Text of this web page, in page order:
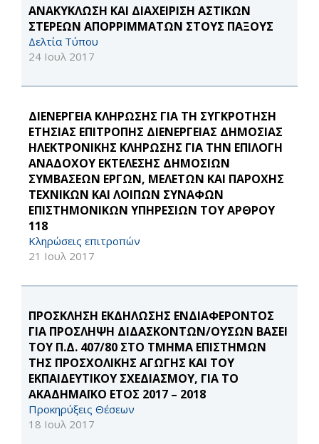
ΑΝΑΚΥΚΛΩΣΗ ΚΑΙ ΔΙΑΧΕΙΡΙΣΗ ΑΣΤΙΚΩΝ
ΣΤΕΡΕΩΝ ΑΠΟΡΡΙΜΜΑΤΩΝ ΣΤΟΥΣ ΠΑΞΟΥΣ
Δελτία Τύπου
24 Ιουλ 2017
ΔΙΕΝΕΡΓΕΙΑ ΚΛΗΡΩΣΗΣ ΓΙΑ ΤΗ ΣΥΓΚΡΟΤΗΣΗ
ΕΤΗΣΙΑΣ ΕΠΙΤΡΟΠΗΣ ΔΙΕΝΕΡΓΕΙΑΣ ΔΗΜΟΣΙΑΣ
ΗΛΕΚΤΡΟΝΙΚΗΣ ΚΛΗΡΩΣΗΣ ΓΙΑ ΤΗΝ ΕΠΙΛΟΓΗ
ΑΝΑΔΟΧΟΥ ΕΚΤΕΛΕΣΗΣ ΔΗΜΟΣΙΩΝ
ΣΥΜΒΑΣΕΩΝ ΕΡΓΩΝ, ΜΕΛΕΤΩΝ ΚΑΙ ΠΑΡΟΧΗΣ
ΤΕΧΝΙΚΩΝ ΚΑΙ ΛΟΙΠΩΝ ΣΥΝΑΦΩΝ
ΕΠΙΣΤΗΜΟΝΙΚΩΝ ΥΠΗΡΕΣΙΩΝ ΤΟΥ ΑΡΘΡΟΥ
118
Κληρώσεις επιτροπών
21 Ιουλ 2017
ΠΡΟΣΚΛΗΣΗ ΕΚΔΗΛΩΣΗΣ ΕΝΔΙΑΦΕΡΟΝΤΟΣ
ΓΙΑ ΠΡΟΣΛΗΨΗ ΔΙΔΑΣΚΟΝΤΩΝ/ΟΥΣΩΝ ΒΑΣΕΙ
ΤΟΥ Π.Δ. 407/80 ΣΤΟ ΤΜΗΜΑ ΕΠΙΣΤΗΜΩΝ
ΤΗΣ ΠΡΟΣΧΟΛΙΚΗΣ ΑΓΩΓΗΣ ΚΑΙ ΤΟΥ
ΕΚΠΑΙΔΕΥΤΙΚΟΥ ΣΧΕΔΙΑΣΜΟΥ, ΓΙΑ ΤΟ
ΑΚΑΔΗΜΑΪΚΟ ΕΤΟΣ 2017 – 2018
Προκηρύξεις Θέσεων
18 Ιουλ 2017